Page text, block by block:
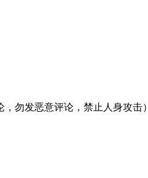
勿发恶意评论，禁止人身攻击）